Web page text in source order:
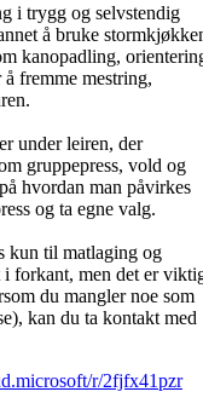
i trygg og selvstendig
å bruke
kanopadling,
fremme mestring,
under leiren, der
gruppepress, vold og
hvordan man påvirkes
og ta egne valg.
kun til matlaging og
forkant, men det er
du mangler noe som
kan du ta kontakt med
r/2fjfx41pzr